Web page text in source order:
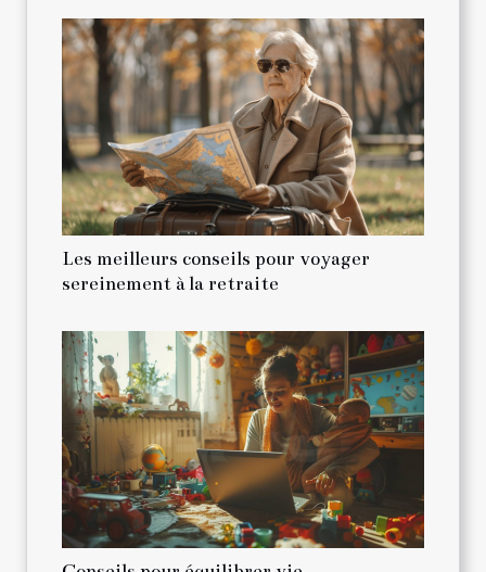
Les meilleurs conseils pour voyager
sereinement à la retraite